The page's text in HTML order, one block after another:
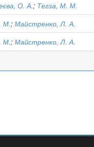
О. А.; Тегза, М. М.
М.; Майстренко, Л. А.
М.; Майстренко, Л. А.